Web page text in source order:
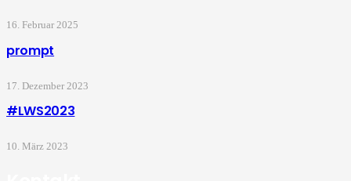
16. Februar 2025
prompt
17. Dezember 2023
#LWS2023
10. März 2023